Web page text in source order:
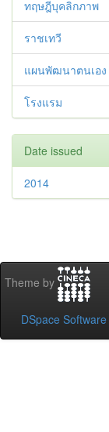
ทฤษฎีบุคลิกภาพ
ราชเทวี
แผนพัฒนาตนเอง
โรงแรม
Date issued
2014
Theme by
DSpace Software